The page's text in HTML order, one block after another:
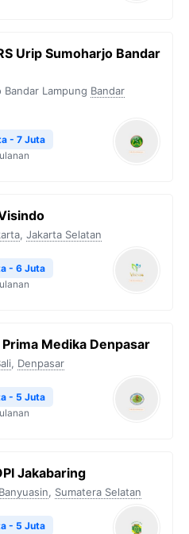
Urip Sumoharjo Bandar
Bandar Lampung Bandar
- 7 Juta
, Jakarta Selatan
- 6 Juta
Medika Denpasar
, Denpasar
- 5 Juta
Jakabaring
Banyuasin, Sumatera Selatan
- 5 Juta